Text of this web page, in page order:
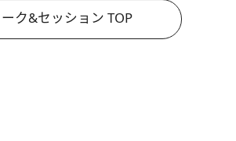
ーク&セッション TOP